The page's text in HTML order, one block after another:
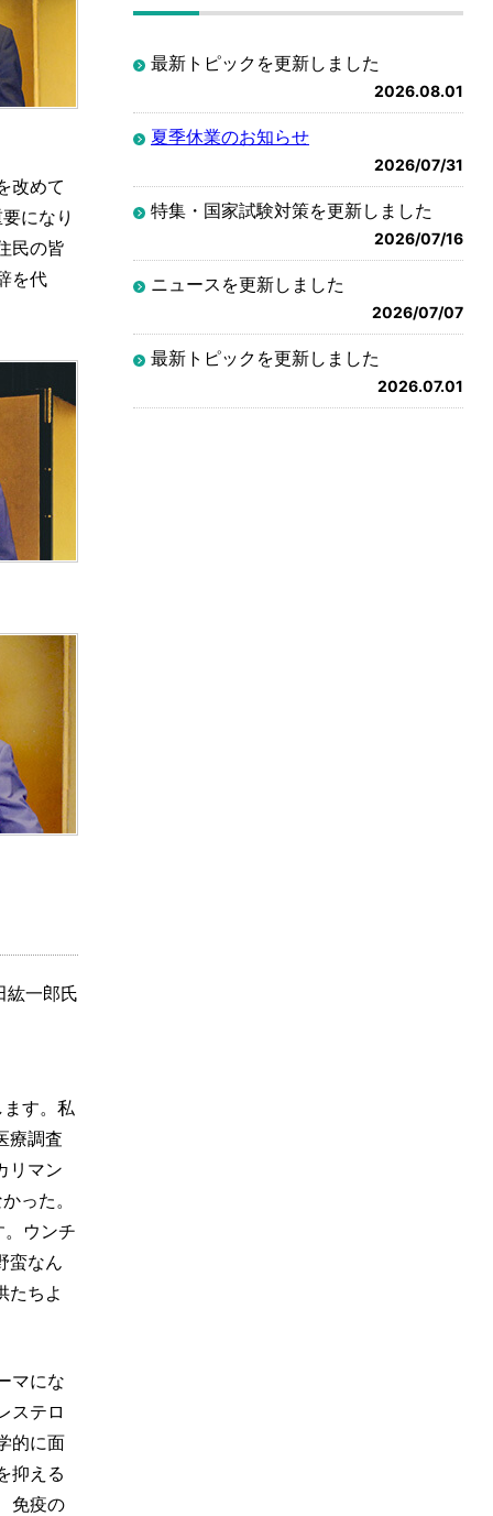
改めて
になり
民の皆
を代
紘一郎氏
す。私
療調査
リマン
った。
ウンチ
蛮なん
たちよ
マにな
ステロ
的に面
抑える
免疫の
最新トピックを更新しました
2026.08.01
夏季休業のお知らせ
2026/07/31
特集・国家試験対策を更新しました
2026/07/16
ニュースを更新しました
2026/07/07
最新トピックを更新しました
2026.07.01